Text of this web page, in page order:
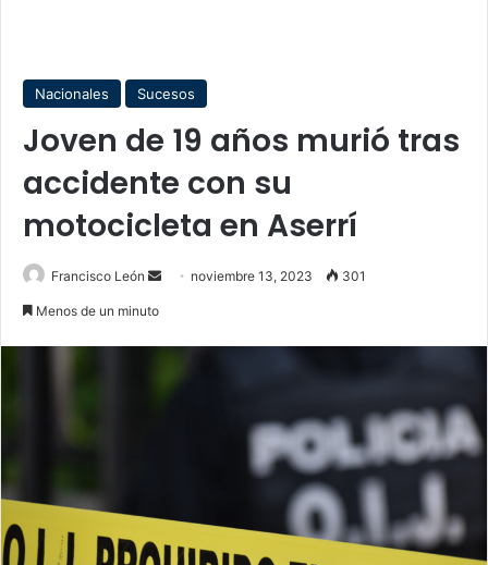
Nacionales Sucesos
Joven de 19 años murió tras
accidente con su
motocicleta en Aserrí
Francisco León
Send noviembre 13, 2023 301
Menos de un minuto